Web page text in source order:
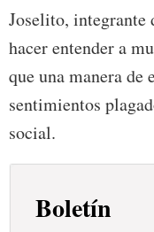
Joselito, integrante
hacer entender a
que una manera de
sentimientos
social.
Boletín